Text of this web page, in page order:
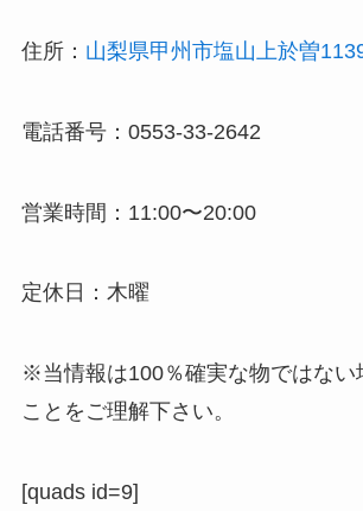
住所： 山梨県甲州市塩山上於曽
電話番号：0553-33-2642
営業時間：11:00〜20:00
定休日：木曜
※当情報は100％確実な物ではない
ことをご理解下さい。
[quads id=9]